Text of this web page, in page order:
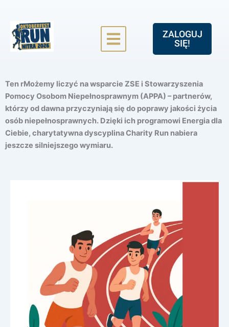
ZALOGUJ
SIĘ!
Ten rMożemy liczyć na wsparcie ZSE i Stowarzyszenia
Pomocy Osobom Niepełnosprawnym (APPA) – partnerów,
którzy od dawna przyczyniają się do poprawy jakości życia
osób niepełnosprawnych. Dzięki ich programowi Energia dla
Ciebie, charytatywna dyscyplinaCharity Run nabiera
jeszcze silniejszego wymiaru.